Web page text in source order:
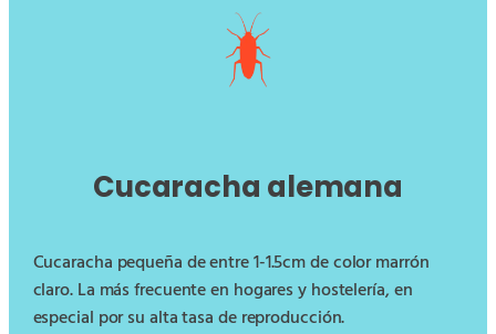
Cucaracha alemana
Cucaracha pequeña de entre 1-1.5cm de color marrón
claro. La más frecuente en hogares y hostelería, en
especial por su alta tasa de reproducción.